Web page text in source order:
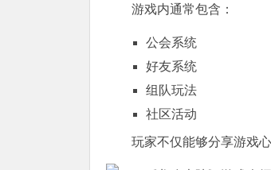
游戏内通常包含：
公会系统
好友系统
组队玩法
社区活动
玩家不仅能够分享游戏